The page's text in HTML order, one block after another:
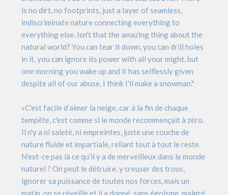
is no dirt, no footprints, just a layer of seamless,
indiscriminate nature connecting everything to
everything else. Isn't that the amazing thing about the
natural world? You can tear it down, you can drill holes
in it, you can ignore its power with all your might, but
one morning you wake up and it has selflessly given
despite all of our abuse. I think I'll make a snowman."
«C'est facile d’aimer la neige, car à la fin de chaque
tempête, c'est comme si le monde recommençait à zéro.
Il n'y a ni saleté, ni empreintes, juste une couche de
nature fluide et impartiale, reliant tout à tout le reste.
N'est-ce pas là ce qu’il y a de merveilleux dans le monde
naturel ? On peut le détruire, y creuser des trous,
ignorer sa puissance de toutes nos forces, mais un
matin, on se réveille et il a donné, sans égoïsme, malgré